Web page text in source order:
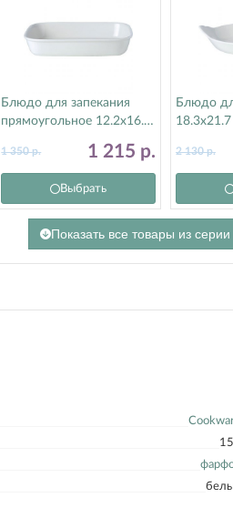
Блюдо для запекания
прямоугольное 12.2х16.7
(Стилайт) 11010366
1 215 р.
1 350р.
Выбрать
Блюдо
11010316
2 130р.
Показать все товары из